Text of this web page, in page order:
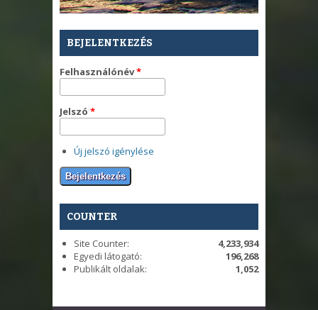
BEJELENTKEZÉS
Felhasználónév*
Jelszó *
Új jelszó igénylése
COUNTER
Site Counter:
4,233,934
Egyedi látogató:
196,268
Publikált oldalak:
1,052